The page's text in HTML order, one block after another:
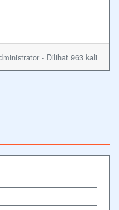
- Dilihat 963 kali